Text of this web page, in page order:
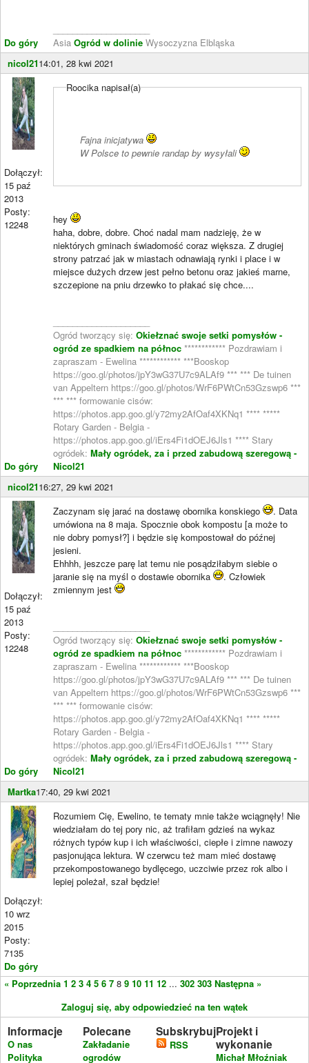
Do góry
Asia Ogród w dolinie Wysoczyzna Elbląska
nicol2114:01, 28 kwi 2021
Dołączył:
15 paź
2013
Posty:
12248
Do góry
Roocika napisał(a)
Fajna inicjatywa
W Polsce to pewnie randap by wysyłali
hey
haha, dobre, dobre. Choć nadal mam nadzieję, że w
niektórych gminach świadomość coraz większa. Z drugiej
strony patrzać jak w miastach odnawiają rynki i place i w
miejsce dużych drzew jest pełno betonu oraz jakieś marne,
szczepione na pniu drzewko to płakać się chce....
Ogród tworzący się: Okiełznać swoje setki pomysłów -
ogród ze spadkiem na północ ************ Pozdrawiam i
zapraszam - Ewelina ************ ***Booskop
https://goo.gl/photos/jpY3wG37U7c9ALAf9 *** *** De tuinen
van Appeltern https://goo.gl/photos/WrF6PWtCn53Gzswp6 ***
*** *** formowanie cisów:
https://photos.app.goo.gl/y72my2AfOaf4XKNq1 **** *****
Rotary Garden - Belgia -
https://photos.app.goo.gl/iErs4Fi1dOEJ6Jls1 **** Stary
ogródek: Mały ogródek, za i przed zabudową szeregową -
Nicol21
nicol2116:27, 29 kwi 2021
Dołączył:
15 paź
2013
Posty:
12248
Do góry
Zaczynam się jarać na dostawę obornika konskiego
. Data
umówiona na 8 maja. Spocznie obok kompostu [a może to
nie dobry pomysł?] i będzie się kompostował do późnej
jesieni.
Ehhhh, jeszcze parę lat temu nie posądziłabym siebie o
jaranie się na myśl o dostawie obornika
. Człowiek
zmiennym jest
Ogród tworzący się: Okiełznać swoje setki pomysłów -
ogród ze spadkiem na północ ************ Pozdrawiam i
zapraszam - Ewelina ************ ***Booskop
https://goo.gl/photos/jpY3wG37U7c9ALAf9 *** *** De tuinen
van Appeltern https://goo.gl/photos/WrF6PWtCn53Gzswp6 ***
*** *** formowanie cisów:
https://photos.app.goo.gl/y72my2AfOaf4XKNq1 **** *****
Rotary Garden - Belgia -
https://photos.app.goo.gl/iErs4Fi1dOEJ6Jls1 **** Stary
ogródek: Mały ogródek, za i przed zabudową szeregową -
Nicol21
Martka17:40, 29 kwi 2021
Dołączył:
10 wrz
2015
Posty:
7135
Do góry
Rozumiem Cię, Ewelino, te tematy mnie także wciągnęły! Nie
wiedziałam do tej pory nic, aż trafiłam gdzieś na wykaz
różnych typów kup i ich właściwości, ciepłe i zimne nawozy
pasjonująca lektura. W czerwcu też mam mieć dostawę
przekompostowanego bydlęcego, uczciwie przez rok albo i
lepiej poleżał, szał będzie!
« Poprzednia 1 2 3 4 5 6 7 8 9 10 11 12 ... 302 303 Następna »
Zaloguj się, aby odpowiedzieć na ten wątek
Informacje
O nas
Polityka
Polecane
Zakładanie
ogrodów
Subskrybuj
RSS
Projekt i
wykonanie
Michał Młoźniak